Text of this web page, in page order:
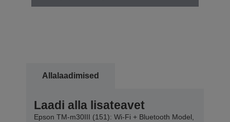
Allalaadimised
Laadi alla lisateavet
Epson TM-m30III (151): Wi-Fi + Bluetooth Model,